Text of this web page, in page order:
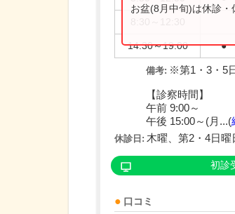
14:30～19:00 ●
お盆(8月中旬)は休診・
備考: ※第1・3・5
【診察時間】
午前 9:00～
午後 15:00～(月...(
休診日: 木曜、第2・4日曜
初診
口コミ